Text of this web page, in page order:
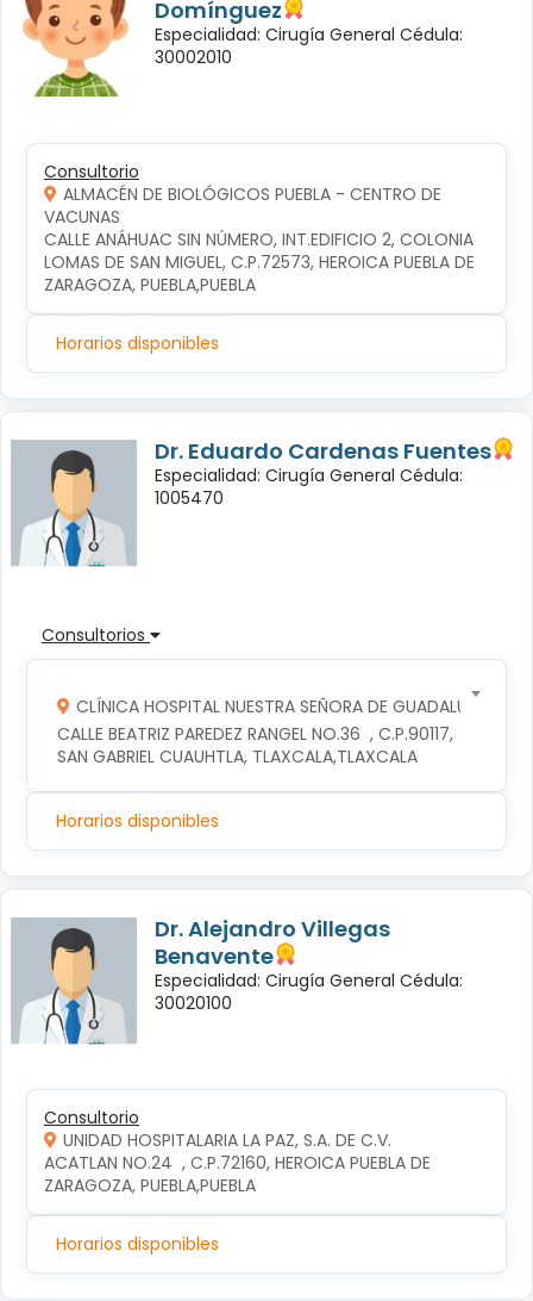
Domínguez
Especialidad: Cirugía General Cédula:
30002010
Consultorio
ALMACÉN DE BIOLÓGICOS PUEBLA - CENTRO DE
VACUNAS
CALLE ANÁHUAC SIN NÚMERO, INT.EDIFICIO 2, COLONIA
LOMAS DE SAN MIGUEL, C.P.72573, HEROICA PUEBLA DE
ZARAGOZA, PUEBLA,PUEBLA
Horarios disponibles
Dr. Eduardo Cardenas Fuentes
Especialidad: Cirugía General Cédula:
1005470
Consultorios
CLÍNICA HOSPITAL NUESTRA SEÑORA DE GUADALUPE
CALLE BEATRIZ PAREDEZ RANGEL NO.36  , C.P.90117,
SAN GABRIEL CUAUHTLA, TLAXCALA,TLAXCALA
Horarios disponibles
Dr. Alejandro Villegas
Benavente
Especialidad: Cirugía General Cédula:
30020100
Consultorio
UNIDAD HOSPITALARIA LA PAZ, S.A. DE C.V.
ACATLAN NO.24  , C.P.72160, HEROICA PUEBLA DE
ZARAGOZA, PUEBLA,PUEBLA
Horarios disponibles